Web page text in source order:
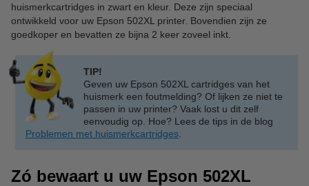
huismerkcartridges in zwart en kleur. Deze zijn speciaal
ontwikkeld voor uw Epson 502XL printer. Bovendien zijn ze
goedkoper en bevatten ze bijna 2 keer zoveel inkt.
TIP!
Geven uw Epson 502XL cartridges van het
huismerk een foutmelding? Of lijken ze niet te
passen in uw printer? Vaak lost u dit zelf
eenvoudig op. Hoe? Lees de tips in de blog
Problemen met huismerkcartridges
Zó bewaart u uw Epson 502XL